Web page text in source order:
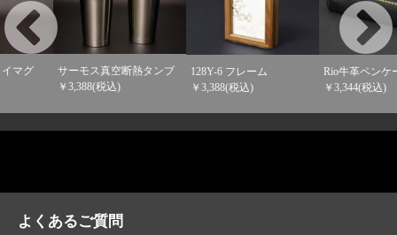
128Y-6 フレーム
￥3,388(税込)
Rio牛革ペンケースS
￥3,344(税込)
OSL-3201 牛革 ￥3,344(
よくあるご質問